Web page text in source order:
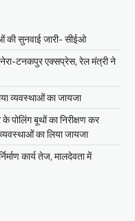
की सुनवाई जारी- सीईओ
टनकपुर एक्सप्रेस, रेल मंत्री ने
व्यवस्थाओं का जायजा
पोलिंग बूथों का निरीक्षण कर
का लिया जायजा
कार्य तेज, मालदेवता में